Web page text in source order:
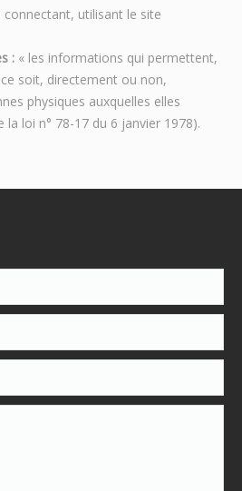
connectant, utilisant le site
: « les informations qui permettent,
soit, directement ou non,
physiques auxquelles elles
la loi n° 78-17 du 6 janvier 1978).